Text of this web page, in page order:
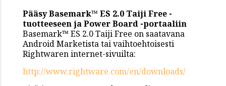
Pääsy Basemark™ES 2.0 Taiji Free -
tuotteeseen ja Power Board -portaaliin
Basemark™ ES 2.0 Taiji Free on saatavana
Android Marketista tai vaihtoehtoisesti
Rightwaren internet-sivuilta:
http://www.rightware.com/en/downloads/